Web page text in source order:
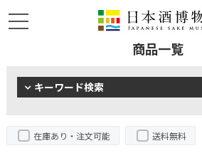
商品一覧
キーワード検索
在庫あり・注文可能 送料無料